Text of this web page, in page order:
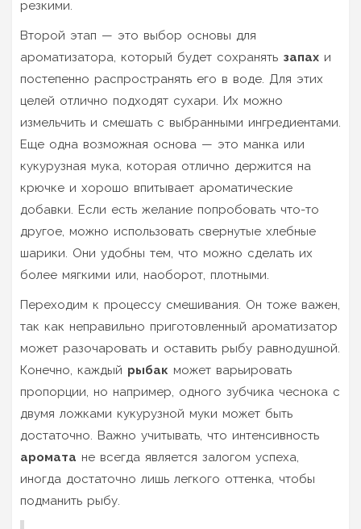
резкими.
Второй этап — это выбор основы для
ароматизатора, который будет сохранять запах и
постепенно распространять его в воде. Для этих
целей отлично подходят сухари. Их можно
измельчить и смешать с выбранными ингредиентами.
Еще одна возможная основа — это манка или
кукурузная мука, которая отлично держится на
крючке и хорошо впитывает ароматические
добавки. Если есть желание попробовать что-то
другое, можно использовать свернутые хлебные
шарики. Они удобны тем, что можно сделать их
более мягкими или, наоборот, плотными.
Переходим к процессу смешивания. Он тоже важен,
так как неправильно приготовленный ароматизатор
может разочаровать и оставить рыбу равнодушной.
Конечно, каждый рыбак может варьировать
пропорции, но например, одного зубчика чеснока с
двумя ложками кукурузной муки может быть
достаточно. Важно учитывать, что интенсивность
аромата не всегда является залогом успеха,
иногда достаточно лишь легкого оттенка, чтобы
подманить рыбу.